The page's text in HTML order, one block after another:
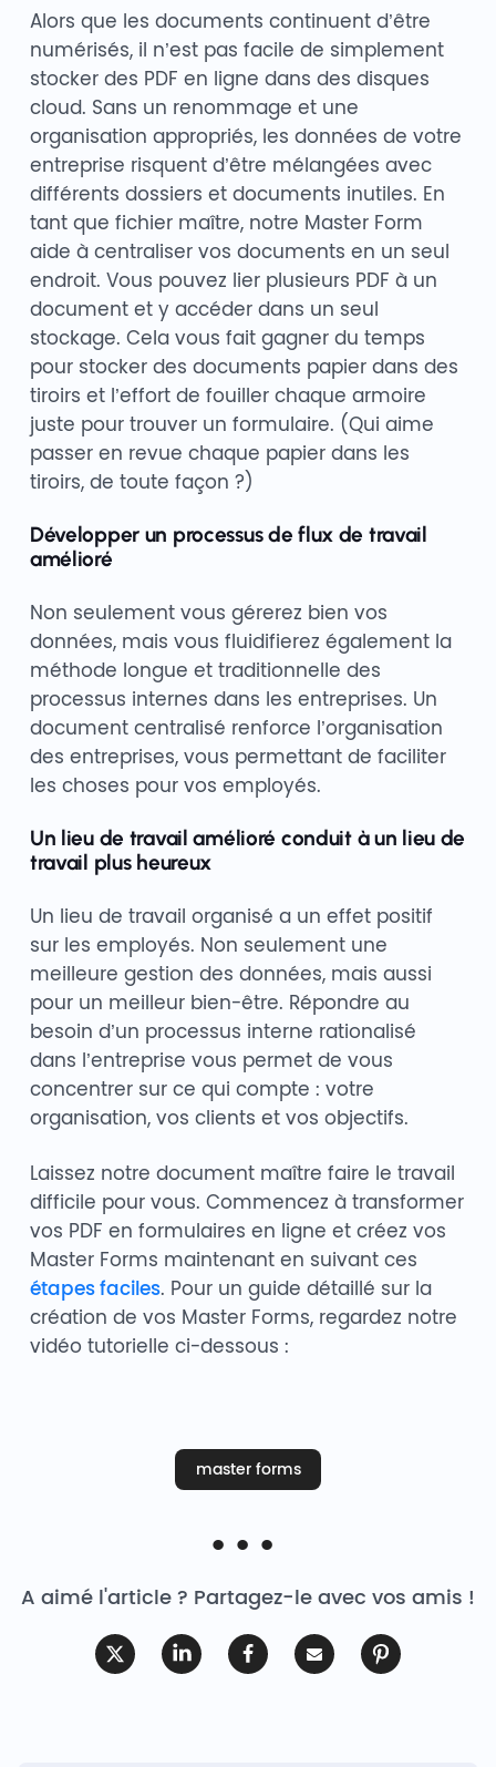
Alors que les documents continuent d’être
numérisés, il n’est pas facile de simplement
stocker des PDF en ligne dans des disques
cloud. Sans un renommage et une
organisation appropriés, les données de votre
entreprise risquent d’être mélangées avec
différents dossiers et documents inutiles. En
tant que fichier maître, notre Master Form
aide à centraliser vos documents en un seul
endroit. Vous pouvez lier plusieurs PDF à un
document et y accéder dans un seul
stockage. Cela vous fait gagner du temps
pour stocker des documents papier dans des
tiroirs et l’effort de fouiller chaque armoire
juste pour trouver un formulaire. (Qui aime
passer en revue chaque papier dans les
tiroirs, de toute façon ?)
Développer un processus de flux de travail
amélioré
Non seulement vous gérerez bien vos
données, mais vous fluidifierez également la
méthode longue et traditionnelle des
processus internes dans les entreprises. Un
document centralisé renforce l’organisation
des entreprises, vous permettant de faciliter
les choses pour vos employés.
Un lieu de travail amélioré conduit à un lieu de
travail plus heureux
Un lieu de travail organisé a un effet positif
sur les employés. Non seulement une
meilleure gestion des données, mais aussi
pour un meilleur bien-être. Répondre au
besoin d’un processus interne rationalisé
dans l’entreprise vous permet de vous
concentrer sur ce qui compte : votre
organisation, vos clients et vos objectifs.
Laissez notre document maître faire le travail
difficile pour vous. Commencez à transformer
vos PDF en formulaires en ligne et créez vos
Master Forms maintenant en suivant ces
étapes faciles. Pour un guide détaillé sur la
création de vos Master Forms, regardez notre
vidéo tutorielle ci-dessous :
master forms
A aimé l'article ? Partagez-le avec vos amis !